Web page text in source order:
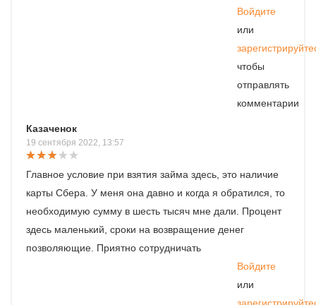
Войдите
или
чтобы
отправлять
комментарии
Казаченок
19 сентября 2022, 13:57
Главное условие при взятия займа здесь, это наличие
карты Сбера. У меня она давно и когда я обратился, то
необходимую сумму в шесть тысяч мне дали. Процент
здесь маленький, сроки на возвращение денег
позволяющие. Приятно сотрудничать
Войдите
или